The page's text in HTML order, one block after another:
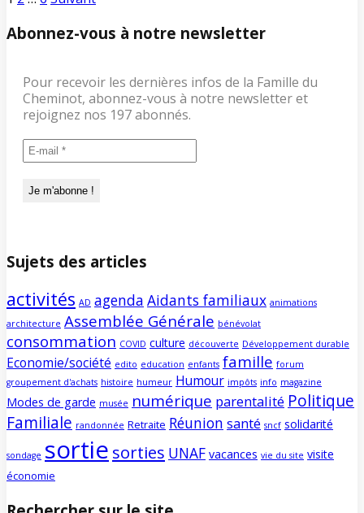
Abonnez-vous à notre newsletter
Pour recevoir les dernières infos de la Famille du
Cheminot, abonnez-vous à notre newsletter et
rejoignez nos 197 abonnés.
Sujets des articles
activités AD agenda Aidants familiaux animations
architecture Assemblée Générale bénévolat
consommation COVID culture découverte Développement durable
Economie/société edito education enfants famille forum
groupement d'achats histoire humeur Humour impôts info magazine
Modes de garde musée numérique parentalité Politique
Familiale randonnée Retraite Réunion santé sncf solidarité
sondage sortie sorties UNAF vacances vie du site visite
économie